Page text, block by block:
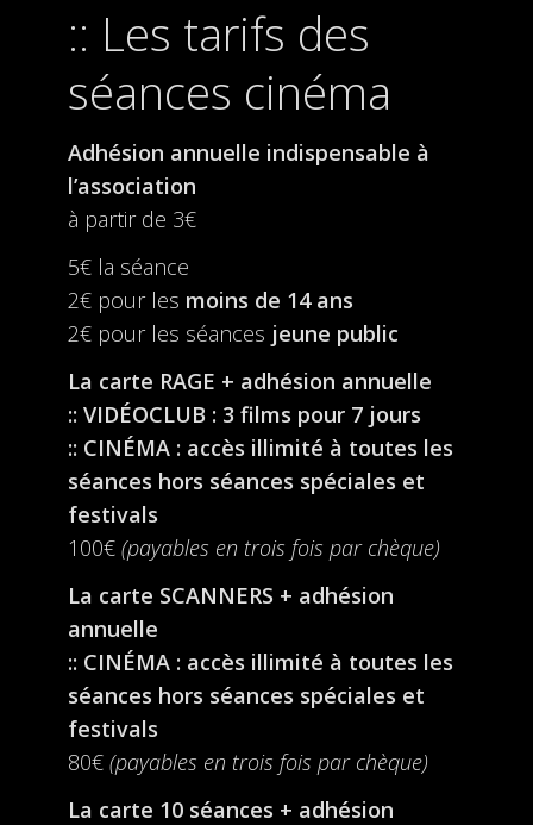
Les tarifs des
séances cinéma
Adhésion annuelle indispensable à
l’association
à partir de 3€
5€ la séance
2€ pour les moins de 14 ans
2€ pour les séances jeune public
La carte RAGE + adhésion annuelle
:: VIDÉOCLUB : 3 films pour 7 jours
:: CINÉMA : accès illimité à toutes les
séances hors séances spéciales et
festivals
100€ (payables en trois fois par chèque)
La carte SCANNERS + adhésion
annuelle
:: CINÉMA : accès illimité à toutes les
séances hors séances spéciales et
festivals
80€ (payables en trois fois par chèque)
La carte 10 séances + adhésion